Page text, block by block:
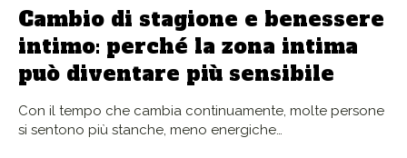
Cambio di stagione e benessere
intimo: perché la zona intima
può diventare più sensibile
Con il tempo che cambia continuamente, molte persone
si sentono più stanche, meno energiche…